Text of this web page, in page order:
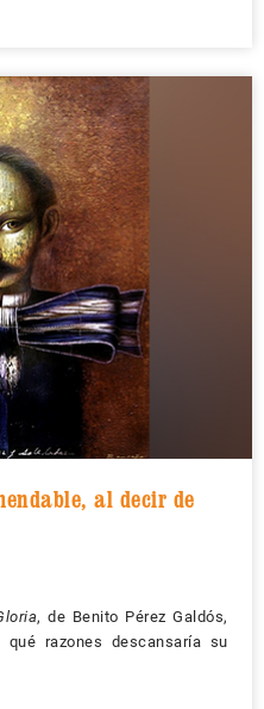
al decir de
, de Benito Pérez Galdós,
razones descansaría su